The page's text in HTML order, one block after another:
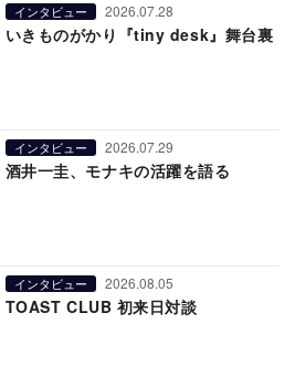
インタビュー 2026.07.28
いきものがかり『tiny desk』舞台裏
インタビュー 2026.07.29
酒井一圭、モナキの活躍を語る
インタビュー 2026.08.05
TOAST CLUB 初来日対談